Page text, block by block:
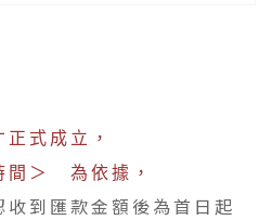
式成立，
間＞ 為依據，
到匯款金額後為首日起